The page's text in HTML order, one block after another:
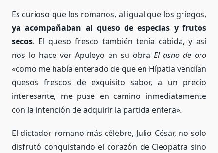
Es curioso que los romanos, al igual que los griegos,
ya acompañaban al queso de especias y frutos
secos. El queso fresco también tenía cabida, y así
nos lo hace ver Apuleyo en su obra El asno de oro
«como me había enterado de que en Hípatia vendían
quesos frescos de exquisito sabor, a un precio
interesante, me puse en camino inmediatamente
con la intención de adquirir la partida entera».
El dictador romano más célebre, Julio César, no solo
disfrutó conquistando el corazón de Cleopatra sino